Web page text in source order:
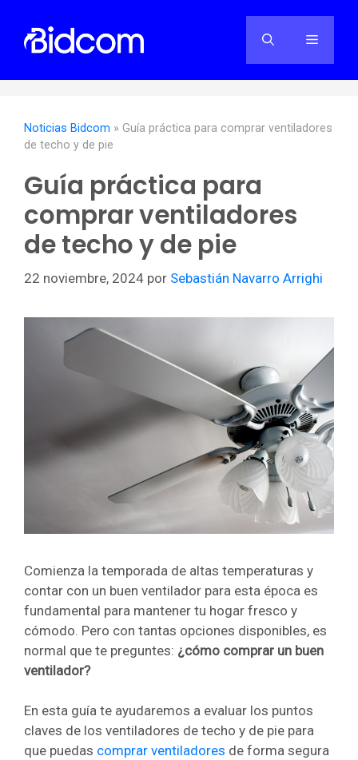
contenido
Menú
Noticias Bidcom » Guía práctica para comprar ventiladores
de techo y de pie
Guía práctica para
comprar ventiladores
de techo y de pie
22 noviembre, 2024 por Sebastián Navarro Arrighi
Comienza la temporada de altas temperaturas y
contar con un buen ventilador para esta época es
fundamental para mantener tu hogar fresco y
cómodo. Pero con tantas opciones disponibles, es
normal que te preguntes: ¿cómo comprar un buen
ventilador?
En esta guía te ayudaremos a evaluar los puntos
claves de los ventiladores de techo y de pie para
que puedas comprar ventiladores de forma segura